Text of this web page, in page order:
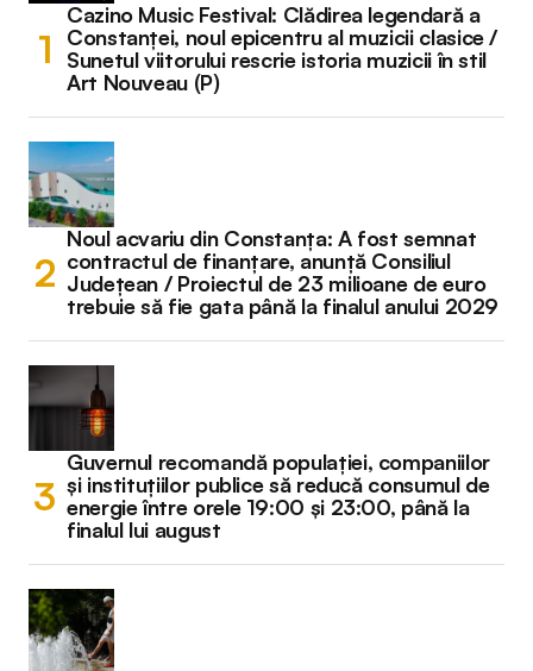
Cazino Music Festival: Clădirea legendară a
Constanței, noul epicentru al muzicii clasice /
Sunetul viitorului rescrie istoria muzicii în stil
Art Nouveau (P)
Noul acvariu din Constanța: A fost semnat
contractul de finanțare, anunță Consiliul
Județean / Proiectul de 23 milioane de euro
trebuie să fie gata până la finalul anului 2029
Guvernul recomandă populației, companiilor
și instituțiilor publice să reducă consumul de
energie între orele 19:00 și 23:00, până la
finalul lui august